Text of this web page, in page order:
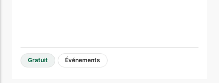
Gratuit Événements